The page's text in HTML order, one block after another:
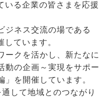
いる企業の皆さまを応援
ジネス交流の場である
しています。
ークを活かし、新たなに
動の企画～実現をサポー
」を開催しています。
して地域とのつながり